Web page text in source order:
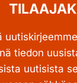
tiedon
uutisista